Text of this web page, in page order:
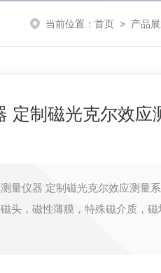
当前位置： 首页 > 产品
定制磁光克尔效应
量仪器 定制磁光克尔效应测量
头，磁性薄膜，特殊磁介质，磁